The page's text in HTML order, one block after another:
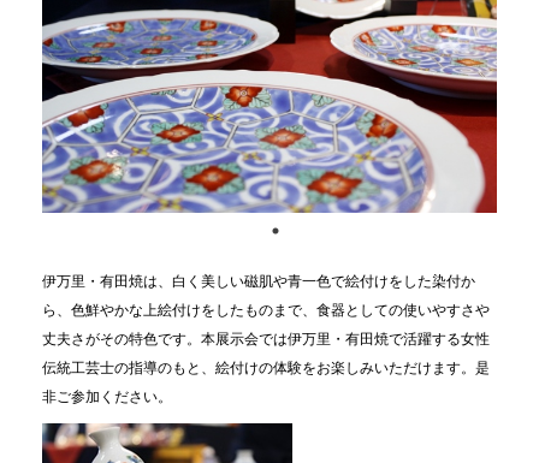
伊万里・有田焼は、白く美しい磁肌や青一色で絵付けをした染付か
ら、色鮮やかな上絵付けをしたものまで、食器としての使いやすさや
丈夫さがその特色です。本展示会では伊万里・有田焼で活躍する女性
伝統工芸士の指導のもと、絵付けの体験をお楽しみいただけます。是
非ご参加ください。